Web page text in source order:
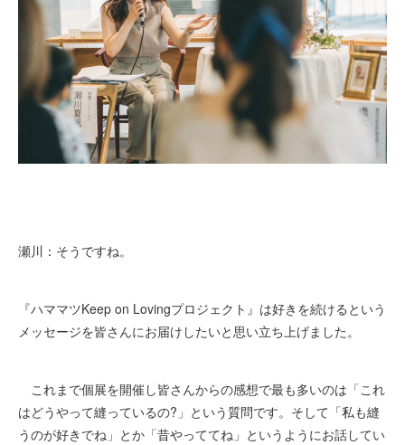
瀬川：そうですね。
『ハママツKeep on Lovingプロジェクト』は好きを続けるという
メッセージを皆さんにお届けしたいと思い立ち上げました。
これまで個展を開催し皆さんからの感想で最も多いのは「これ
はどうやって縫っているの?」という質問です。そして「私も縫
うのが好きでね」とか「昔やっててね」というようにお話してい